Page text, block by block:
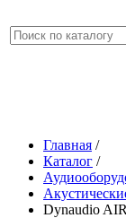
Главная /
Каталог /
Dynaudio